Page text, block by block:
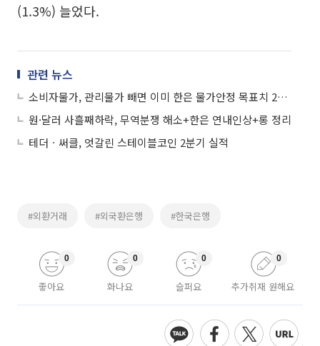
(1.3%) 늘었다.
관련 뉴스
소비자물가, 관리물가 빼면 이미 한은 물가안정 목표치 2% 넘겼다
원·달러 사흘째하락, 무역분쟁 해소+한은 연내인상+롱 정리
테더ㆍ써클, 엇갈린 스테이블코인 2분기 실적
#외환거래 #외국환은행 #한국은행
좋아요
0
화나요
0
슬퍼요
0
추가취재 원해요
0